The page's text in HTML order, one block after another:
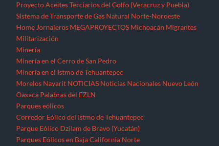
Proyecto Aceites Terciarios del Golfo (Veracruz y Puebla)
Sistema de Transporte de Gas Natural Norte-Noroeste
Home Jornaleros MEGAPROYECTOS Michoacán Migrantes
Militarización
Minería
Minería en el Cerro de San Pedro
Minería en el Istmo de Tehuantepec
Morelos Nayarit NOTICIAS Noticias Nacionales Nuevo León
Oaxaca Palabras del EZLN
Parques eólicos
Corredor Eólico del Istmo de Tehuantepec
Parque Eólico Dzilam de Bravo (Yucatán)
Parques Eólicos en Baja California Norte